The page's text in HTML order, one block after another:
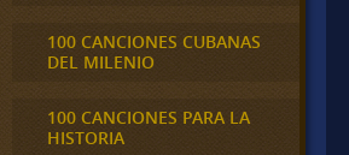
100 CANCIONES CUBANAS
DEL MILENIO
100 CANCIONES PARA LA
HISTORIA